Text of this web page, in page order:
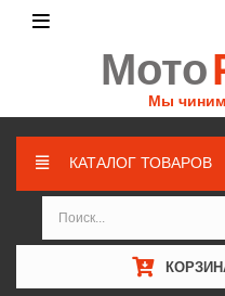
Мото
Мы
КАТАЛОГ ТОВАРОВ